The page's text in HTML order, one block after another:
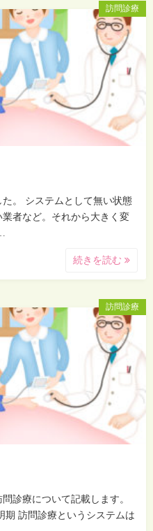
訪問診療
。 システムとして無い状態
者など。それから大きく変
続きを読む
訪問診療
診療について記載します。
訪問診療というシステムは